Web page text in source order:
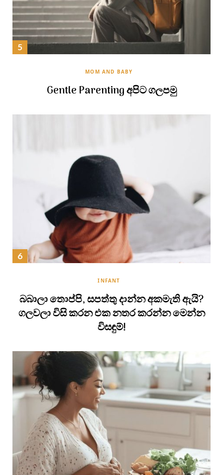
MOM AND BABY
Gentle Parenting අපිට ගලපමු
INFANT
බබාලා තොප්පි, සපත්තු දාන්න අකමැති ඇයි?
ගලවලා විසි කරන එක නතර කරන්න මෙන්න
විසඳුම්!